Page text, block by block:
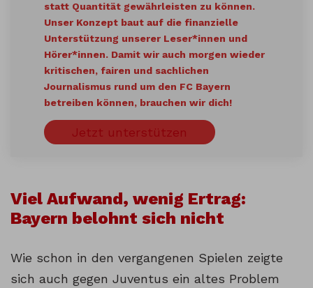
statt Quantität gewährleisten zu können.
Unser Konzept baut auf die finanzielle
Unterstützung unserer Leser*innen und
Hörer*innen. Damit wir auch morgen wieder
kritischen, fairen und sachlichen
Journalismus rund um den FC Bayern
betreiben können, brauchen wir dich!
Jetzt unterstützen
Viel Aufwand, wenig Ertrag:
Bayern belohnt sich nicht
Wie schon in den vergangenen Spielen zeigte
sich auch gegen Juventus ein altes Problem